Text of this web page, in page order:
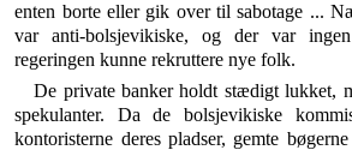
enten borte eller gik over til sabotage ...
var anti-bolsjevikiske, og der var
regeringen kunne rekruttere nye folk.
De private banker holdt stædigt lukket,
spekulanter. Da de bolsjevikiske
kontoristerne deres pladser, gemte